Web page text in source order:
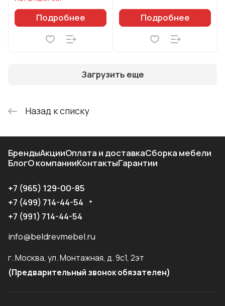
Подробнее Подробнее
Загрузить еще
Назад к списку
БрендыАкцииОплата и доставкаСборка мебели
БлогО компанииКонтактыГарантии
+7 (965) 129-00-85
+7 (499) 714-44-54
+7 (991) 714-44-54
info@beldrevmebel.ru
г. Москва, ул. Монтажная, д. 9с1, 2эт
(Предварительный звонок обязателен)